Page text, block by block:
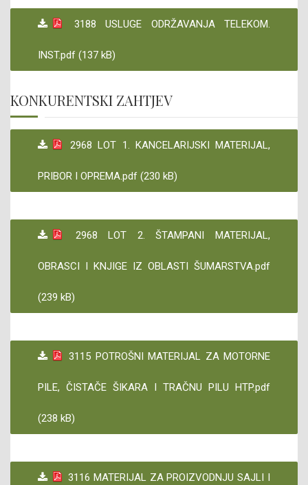
3188 USLUGE ODRŽAVANJA TELEKOM.
INST.pdf (137 kB)
KONKURENTSKI ZAHTJEV
2968 LOT 1. KANCELARIJSKI MATERIJAL,
PRIBOR I OPREMA.pdf (230 kB)
2968 LOT 2. ŠTAMPANI MATERIJAL,
OBRASCI I KNJIGE IZ OBLASTI ŠUMARSTVA.pdf
(239 kB)
3115 POTROŠNI MATERIJAL ZA MOTORNE
PILE, ČISTAČE ŠIKARA I TRAČNU PILU HTP.pdf
(238 kB)
3116 MATERIJAL ZA PROIZVODNJU SAJLI I